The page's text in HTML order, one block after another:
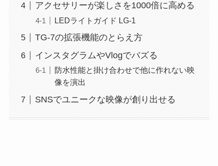
アクセサリーが楽しさを1000倍に高める
LEDライトガイド LG-1
TG-7の拡張機能のとらえ方
インスタグラムやVlogでバズる
防水性能と掛け合わせで他に作れない映
像を演出
SNSでユニークな映像が創り出せる